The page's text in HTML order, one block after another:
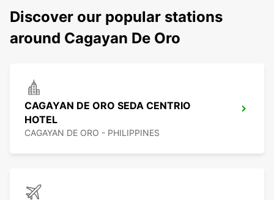
Discover our popular stations
around Cagayan De Oro
CAGAYAN DE ORO SEDA CENTRIO
HOTEL
CAGAYAN DE ORO - PHILIPPINES